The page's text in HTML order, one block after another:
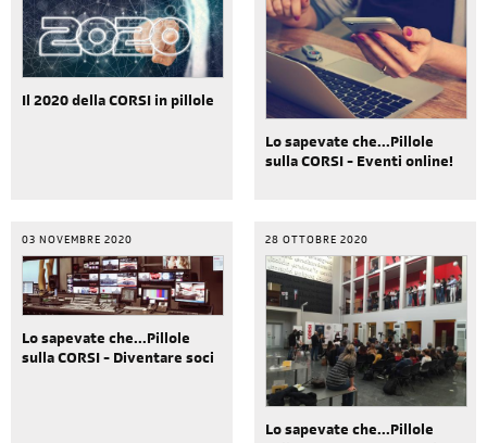
Il 2020 della CORSI in pillole
Lo sapevate che...Pillole
sulla CORSI - Eventi online!
03 NOVEMBRE 2020
Lo sapevate che...Pillole
sulla CORSI - Diventare soci
28 OTTOBRE 2020
Lo sapevate che...Pillole